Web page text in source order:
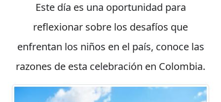
Este día es una oportunidad para
reflexionar sobre los desafíos que
enfrentan los niños en el país, conoce las
razones de esta celebración en Colombia.